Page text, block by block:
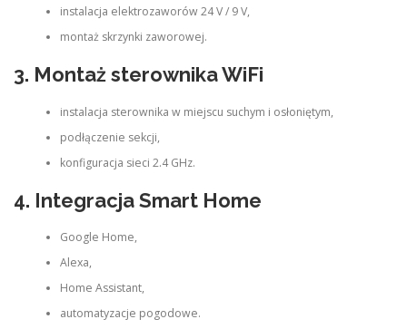
instalacja elektrozaworów 24 V / 9 V,
montaż skrzynki zaworowej.
3. Montaż sterownika WiFi
instalacja sterownika w miejscu suchym i osłoniętym,
podłączenie sekcji,
konfiguracja sieci 2.4 GHz.
4. Integracja Smart Home
Google Home,
Alexa,
Home Assistant,
automatyzacje pogodowe.